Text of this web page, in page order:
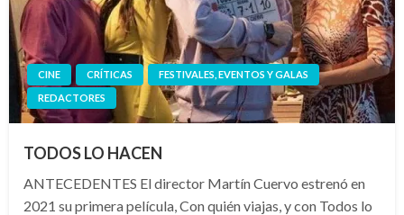
CINE CRÍTICAS
FESTIVALES, EVENTOS Y GALAS
REDACTORES
TODOS LO HACEN
ANTECEDENTES El director Martín Cuervo estrenó en
2021 su primera película, Con quién viajas, y con Todos lo